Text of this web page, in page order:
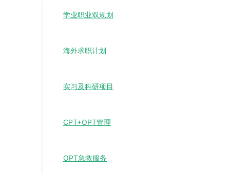
学业职业双规划
海外求职计划
实习及科研项目
CPT+OPT管理
OPT急救服务